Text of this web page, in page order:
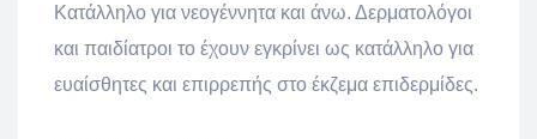
Κατάλληλο για νεογέννητα και άνω. Δερματολόγοι
και παιδίατροι το έχουν εγκρίνει ως κατάλληλο για
ευαίσθητες και επιρρεπής στο έκζεμα επιδερμίδες.